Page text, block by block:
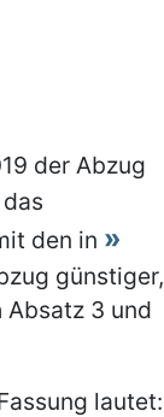
der Abzug
den in
günstiger,
Absatz 3 und
lautet: